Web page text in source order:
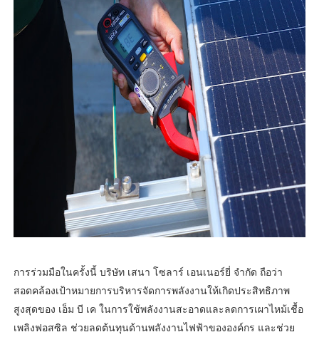
การร่วมมือในครั้งนี้ บริษัท เสนา โซลาร์ เอนเนอร์ยี่ จํากัด ถือว่า
สอดคล้องเป้าหมายการบริหารจัดการพลังงานให้เกิดประสิทธิภาพ
สูงสุดของ เอ็ม บี เค ในการใช้พลังงานสะอาดและลดการเผาไหม้เชื้อ
เพลิงฟอสซิล ช่วยลดต้นทุนด้านพลังงานไฟฟ้าขององค์กร และช่วย